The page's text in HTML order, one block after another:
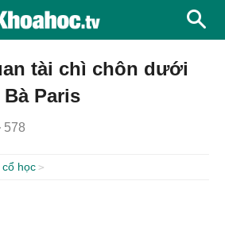
tài chì chôn dưới
Paris
578
cổ học